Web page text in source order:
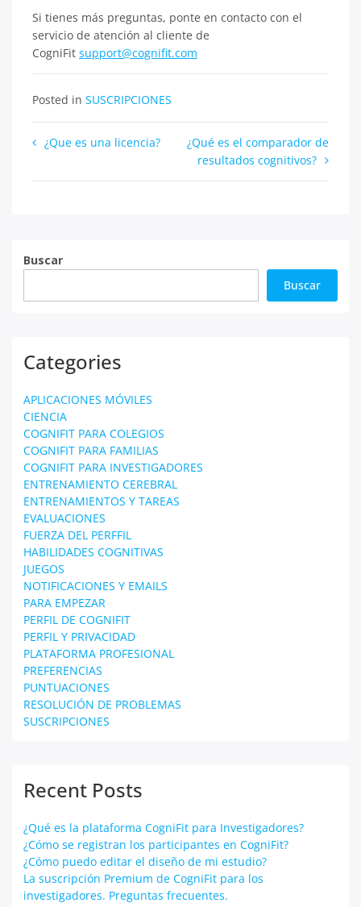
Si tienes más preguntas, ponte en contacto con el
servicio de atención al cliente de
CogniFit support@cognifit.com
Posted in SUSCRIPCIONES
Navegación
¿Que es una licencia?
¿Qué es el comparador de
resultados cognitivos?
Buscar
Buscar
Categories
APLICACIONES MÓVILES
CIENCIA
COGNIFIT PARA COLEGIOS
COGNIFIT PARA FAMILIAS
COGNIFIT PARA INVESTIGADORES
ENTRENAMIENTO CEREBRAL
ENTRENAMIENTOS Y TAREAS
EVALUACIONES
FUERZA DEL PERFFIL
HABILIDADES COGNITIVAS
JUEGOS
NOTIFICACIONES Y EMAILS
PARA EMPEZAR
PERFIL DE COGNIFIT
PERFIL Y PRIVACIDAD
PLATAFORMA PROFESIONAL
PREFERENCIAS
PUNTUACIONES
RESOLUCIÓN DE PROBLEMAS
SUSCRIPCIONES
Recent Posts
¿Qué es la plataforma CogniFit para Investigadores?
¿Cómo se registran los participantes en CogniFit?
¿Cómo puedo editar el diseño de mi estudio?
La suscripción Premium de CogniFit para los
investigadores. Preguntas frecuentes.